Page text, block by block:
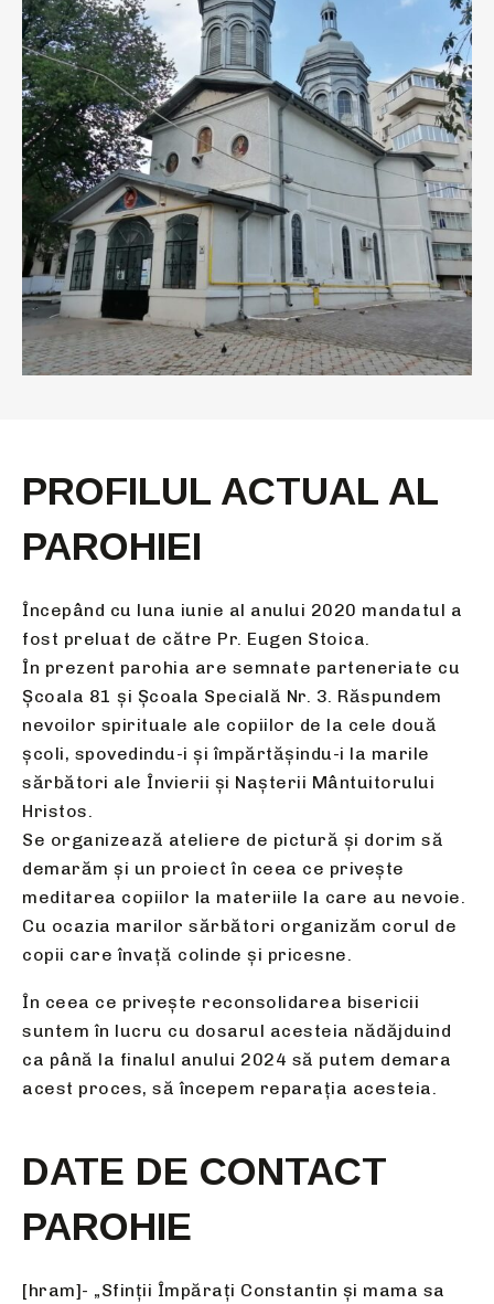
DATE DE CONTACT
PAROHIE
[hram]- „Sfinții Împărați Constantin și mama sa
PROFILUL ACTUAL AL
PAROHIEI
Începând cu luna iunie al anului 2020 mandatul a
fost preluat de către Pr. Eugen Stoica.
În prezent parohia are semnate parteneriate cu
Școala 81 și Școala Specială Nr. 3. Răspundem
nevoilor spirituale ale copiilor de la cele două
școli, spovedindu-i și împărtășindu-i la marile
sărbători ale Învierii și Nașterii Mântuitorului
Hristos.
Se organizează ateliere de pictură și dorim să
demarăm și un proiect în ceea ce privește
meditarea copiilor la materiile la care au nevoie.
Cu ocazia marilor sărbători organizăm corul de
copii care învață colinde și pricesne.
În ceea ce privește reconsolidarea bisericii
suntem în lucru cu dosarul acesteia nădăjduind
ca până la finalul anului 2024 să putem demara
acest proces, să începem reparația acesteia.